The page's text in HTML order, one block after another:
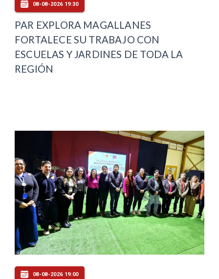
08-08-2026 19:30
PAR EXPLORA MAGALLANES
FORTALECE SU TRABAJO CON
ESCUELAS Y JARDINES DE TODA LA
REGIÓN
08-08-2026 19:00